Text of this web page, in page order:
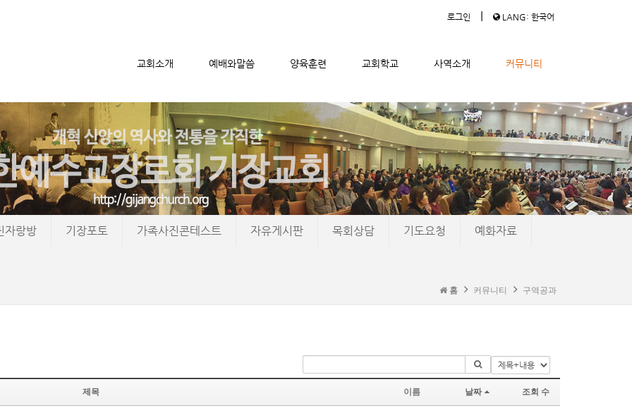
로그인 | LANG: 한국어
교회소개 예배와말씀 양육훈련 교회학교 사역소개 커뮤니티
메뉴 건너뛰기
자랑방 기장포토 가족사진콘테스트 자유게시판 목회상담 기도요청 예화자료
홈 커뮤니티 구역공과
제목 이름 날짜 조회 수